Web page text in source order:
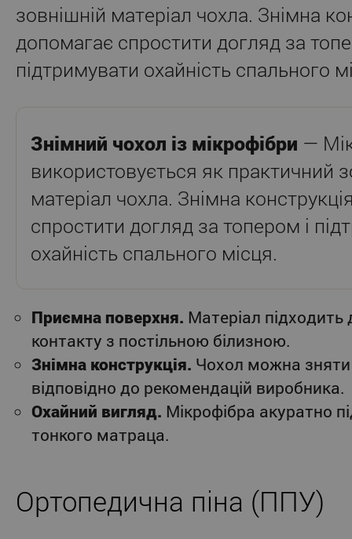
зовнішній матеріал чохла. Знімна
допомагає спростити догляд за
підтримувати охайність спального
Знімний чохол із мікрофібри —
використовується як практичний
матеріал чохла. Знімна
спростити догляд за топером і
охайність спального місця.
Приємна поверхня. Матеріал
контакту з постільною білизною.
Знімна конструкція. Чохол можна
відповідно до рекомендацій виробника.
Охайний вигляд. Мікрофібра акуратно
тонкого матраца.
Ортопедична піна (ППУ)